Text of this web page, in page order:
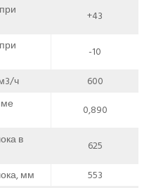
+43
-10
ч
600
0,890
в
625
мм
553